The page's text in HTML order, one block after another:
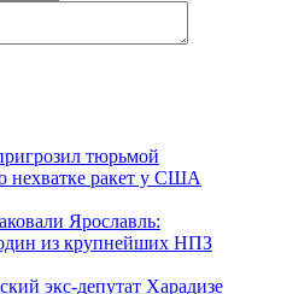
тюрьмой
нехватке ракет у США
Ярославль:
из крупнейших НПЗ
экс-депутат Харадизе